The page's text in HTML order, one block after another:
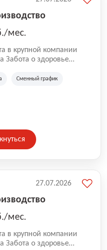
мес.
Забота о здоровье
и карьерного роста
для постоянного
Сменный график
мес.
Забота о здоровье
27.07.2026